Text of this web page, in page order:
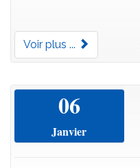
Voir plus ...
06
Janvier